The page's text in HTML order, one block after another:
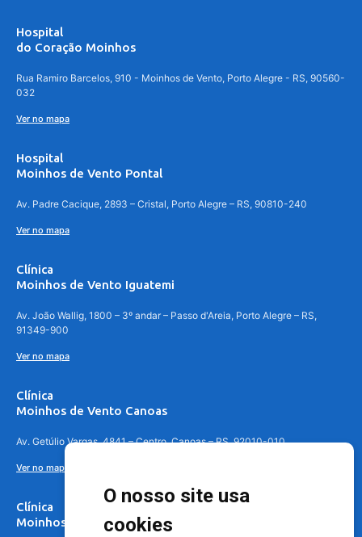
O nosso site usa
cookies
Hospital
do Coração Moinhos
Rua Ramiro Barcelos, 910 - Moinhos de Vento, Porto Alegre - RS, 90560-
032
Ver no mapa
Hospital
Moinhos de Vento Pontal
Av. Padre Cacique, 2893 – Cristal, Porto Alegre – RS, 90810-240
Ver no mapa
Clínica
Moinhos de Vento Iguatemi
Av. João Wallig, 1800 – 3º andar – Passo d'Areia, Porto Alegre – RS,
91349-900
Ver no mapa
Clínica
Moinhos de Vento Canoas
Av. Getúlio Vargas, 4841 – Centro, Canoas – RS, 92010-010
Ver no mapa
Clínica
Moinhos de Vento - Teresópolis